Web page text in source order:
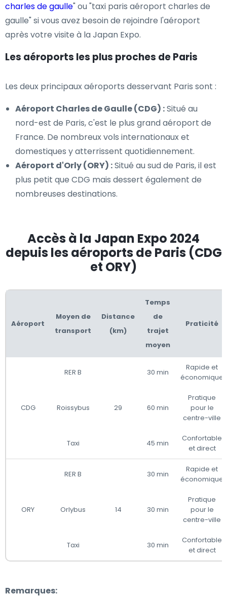
charles de gaulle" ou "taxi paris aéroport charles de
gaulle" si vous avez besoin de rejoindre l'aéroport
après votre visite à la Japan Expo.
Les aéroports les plus proches de Paris
Les deux principaux aéroports desservant Paris sont :
Aéroport Charles de Gaulle (CDG) :Situé au
nord-est de Paris, c'est le plus grand aéroport de
France. De nombreux vols internationaux et
domestiques y atterrissent quotidiennement.
Aéroport d'Orly (ORY) :Situé au sud de Paris, il est
plus petit que CDG mais dessert également de
nombreuses destinations.
Accès à la Japan Expo 2024
depuis les aéroports de Paris (CDG
et ORY)
Aéroport
Moyen de
transport
Distance
(km)
Temps
de
trajet
moyen
Praticité
CDG
RER B
29
30 min
Rapide et
économique
Roissybus 60 min
Pratique
pour le
centre-ville
Taxi 45 min
Confortable
et direct
ORY
RER B
14
30 min
Rapide et
économique
Orlybus 30 min
Pratique
pour le
centre-ville
Taxi 30 min
Confortable
et direct
Remarques: